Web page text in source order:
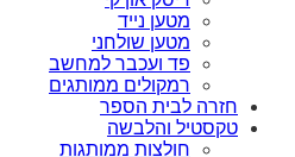
מטען נייד
מטען שולחני
פד ועכבר למחשב
רמקולים ממותגים
חזרה לבית הספר
טקסטיל והלבשה
חולצות ממותגות